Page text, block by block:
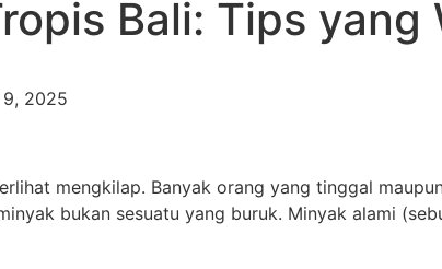
Bali: Tips yang
2025
mengkilap. Banyak orang yang tinggal
bukan sesuatu yang buruk. Minyak alami